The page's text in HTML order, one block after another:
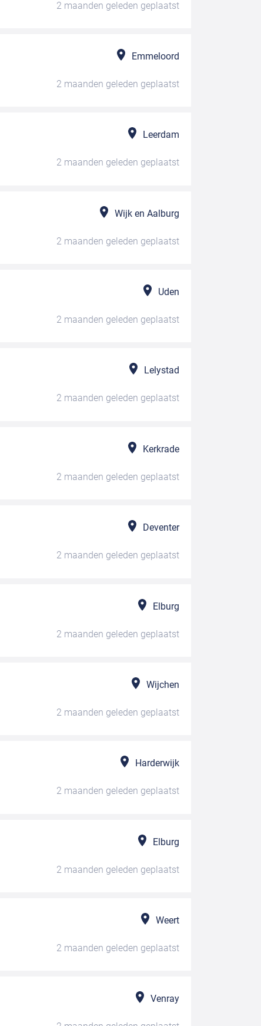
2 maanden geleden geplaatst
Emmeloord
2 maanden geleden geplaatst
Leerdam
2 maanden geleden geplaatst
Wijk en Aalburg
2 maanden geleden geplaatst
Uden
2 maanden geleden geplaatst
Lelystad
2 maanden geleden geplaatst
Kerkrade
2 maanden geleden geplaatst
Deventer
2 maanden geleden geplaatst
Elburg
2 maanden geleden geplaatst
Wijchen
2 maanden geleden geplaatst
Harderwijk
2 maanden geleden geplaatst
Elburg
2 maanden geleden geplaatst
Weert
2 maanden geleden geplaatst
Venray